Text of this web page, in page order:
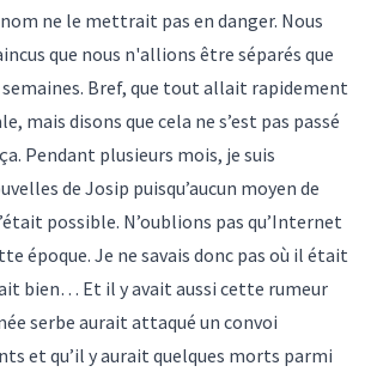
ne le mettrait pas en danger. Nous
que nous n'allions être séparés que
Bref, que tout allait rapidement
mais disons que cela ne s’est pas passé
Pendant plusieurs mois, je suis
de Josip puisqu’aucun moyen de
possible. N’oublions pas qu’Internet
époque. Je ne savais donc pas où il était
bien… Et il y avait aussi cette rumeur
serbe aurait attaqué un convoi
et qu’il y aurait quelques morts parmi